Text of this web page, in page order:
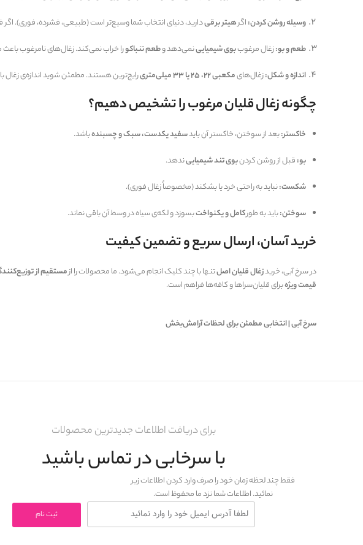
وسیله روشن کردن:اگرهیتر برقیدارید، دنیای انتخاب شما وسیع‌تر است (طبیعی، فشرده، فوری). اگر
طعم و بو:زغال مرغوببوی شیمیایینمی‌دهد وطعم تنباکورا خراب نمی‌کند. زغال‌های نامرغوب
اندازه و شکل:زغال‌هایمکعبی ۲۲، ۲۵ یا ۳۳ میلی‌متری رایج‌ترین هستند. مطمئن شوید اندازه‌ی زغال با
چگونه زغال قلیان مرغوب را تشخیص دهیم؟
خاکستر:بعد از سوختن، خاکستر آن بایدسفید یکدست، سبک و چسبندهباشد.
بو:قبل از روشن کردنبوی تند شیمیاییندهد.
شکست:نباید به راحتی خرد یا بشکند (مخصوصاً زغال فوری).
سوختن:باید به طورکامل و یکنواختبسوزد و لکه‌ی سیاه در وسط آن باقی نماند.
خرید آسان، ارسال سریع و تضمین کیفیت
در سرخ آبی، خریدزغال قلیان اصلتنها با چند کلیک انجام می‌شود. ما محصولات را ازمستقیم از
قیمت ویژهبرای قلیان‌سراها و کافه‌ها فراهم است.
سرخ آبی | انتخابی مطمئن برای لحظات آرامش‌بخش
برای دریافت اطلاعات جدیدترین محصولات
با سرخابی در تماس باشید
فقط چند لحظه زمان خود را صرف وارد کردن اطلاعات زیر
نمائید. اطلاعات شما نزد ما محفوظ است.
ثبت نام